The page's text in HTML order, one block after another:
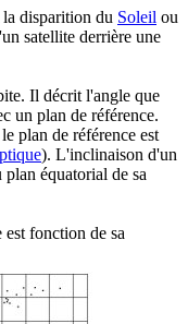
la disparition du Soleil ou
satellite derrière une
Il décrit l'angle que
un plan de référence.
le plan de référence est
). L'inclinaison d'un
plan équatorial de sa
fonction de sa